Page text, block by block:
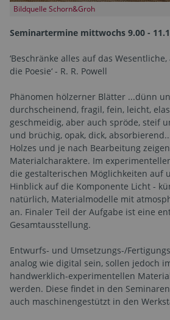
Bildquelle Schorn&Groh
Seminartermine mittwochs 9.00 -
‘Beschränke alles auf das
die Poesie‘ - R. R. Powell
Phänomen hölzerner Blätter ...dünn
durchscheinend, fragil, fein, leicht,
geschmeidig, aber auch spröde, steif
und brüchig, opak, dick,
Holzes und je nach Bearbeitung
Materialcharaktere. Im
die gestalterischen Möglichkeiten auf
Hinblick auf die Komponente Licht -
natürlich, Materialmodelle mit
an. Finaler Teil der Aufgabe ist eine
Gesamtausstellung.
Entwurfs- und Umsetzungs-/
analog wie digital sein, sollen jedoch
handwerklich-experimentellen
werden. Diese findet in den
auch maschinengestützt in den